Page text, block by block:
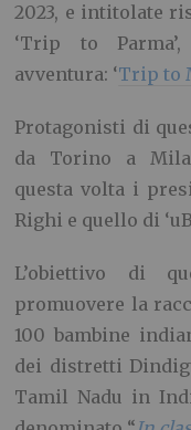
2023, e intitolate
‘Trip to
avventura: ‘Trip to
Protagonisti di
da Torino a
questa volta i
Righi e quello di
L’obiettivo di
promuovere la
100 bambine
dei distretti
Tamil Nadu in